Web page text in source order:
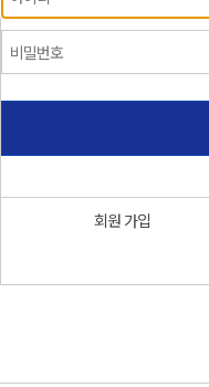
회원 가입